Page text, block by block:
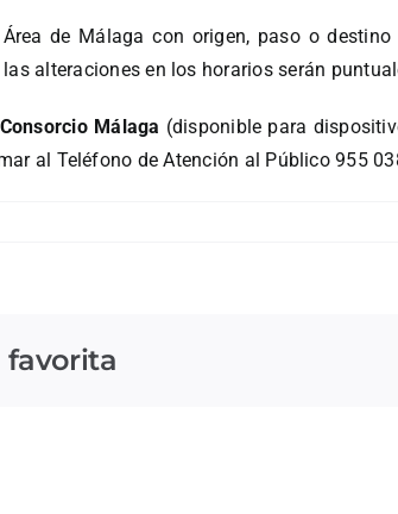
de Málaga con origen, paso o
alteraciones en los horarios serán
Consorcio Málaga (disponible para
al Teléfono de Atención al Público 955
favorita